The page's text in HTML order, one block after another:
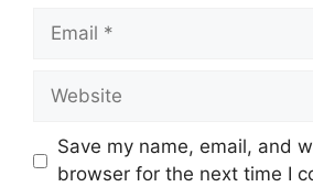
Email
Website
Save my name, email, and
browser for the next time I